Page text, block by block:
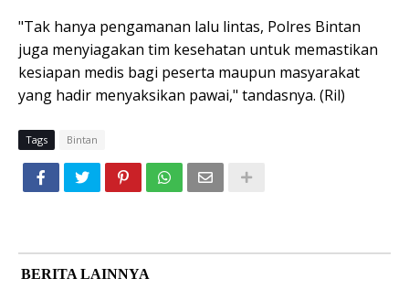
"Tak hanya pengamanan lalu lintas, Polres Bintan
juga menyiagakan tim kesehatan untuk memastikan
kesiapan medis bagi peserta maupun masyarakat
yang hadir menyaksikan pawai," tandasnya. (Ril)
Tags Bintan
BERITA LAINNYA